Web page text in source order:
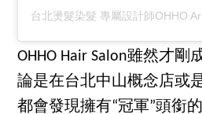
OHHO Hair Salon雖然才
論是在台北中山概念店或
都會發現擁有“冠軍”頭銜